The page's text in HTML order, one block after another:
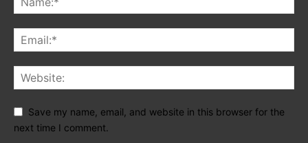
Save my name, email, and website in this browser for the
next time I comment.